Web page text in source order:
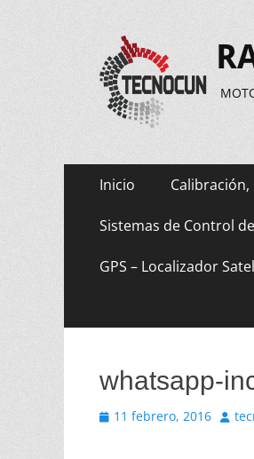
Menú
Saltar
contenido
Inicio
Sistemas de Control
GPS – Localizador
whatsapp-
Publicado
11 febrero, 2016 Autor